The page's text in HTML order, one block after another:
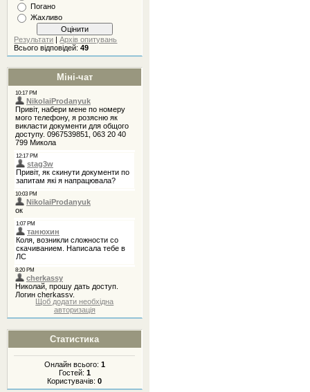
Погано
Жахливо
Результати |Архів опитувань
Всього відповідей:49
Міні-чат
Щоб додати необхідна
авторизація
Статистика
Онлайн всього: 1
Гостей: 1
Користувачів:0